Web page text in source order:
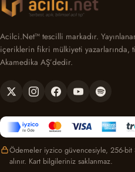
Acilci.Net™ tescilli markadır.
içeriklerin fikri mülkiyeti yazarlarında,
Akamedika AŞ’dedir.
Ödemeler iyzico güvencesiyle, 256-bit
alınır. Kart bilgileriniz saklanmaz.